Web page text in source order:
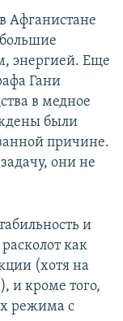
Афганистане
энергией. Еще
Гани
в медное
были
причине.
они не
и
как
(хотя на
и кроме того,
режима с